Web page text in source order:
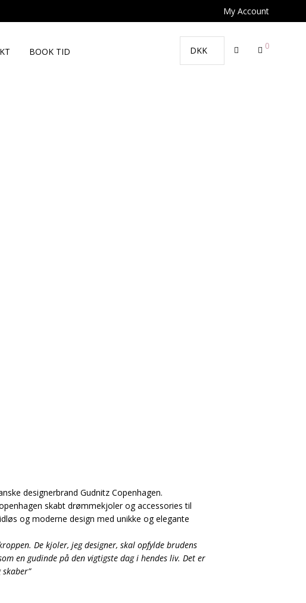
My Account
BOOK TID
0
designerbrand Gudnitz Copenhagen.
skabt drømmekjoler og accessories til
og moderne design med unikke og elegante
De kjoler, jeg designer, skal opfylde brudens
en gudinde på den vigtigste dag i hendes liv. Det er